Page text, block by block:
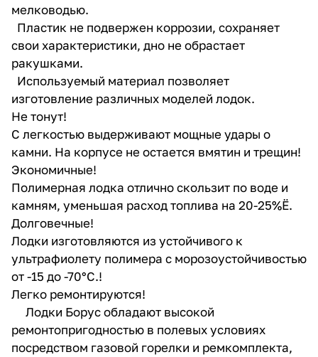
мелководью.
Пластик не подвержен коррозии, сохраняет
свои характеристики, дно не обрастает
ракушками.
Используемый материал позволяет
изготовление различных моделей лодок.
Не тонут!
С легкостью выдерживают мощные удары о
камни. На корпусе не остается вмятин и трещин!
Экономичные!
Полимерная лодка отлично скользит по воде и
камням, уменьшая расход топлива на 20-25%Ё.
Долговечные!
Лодки изготовляются из устойчивого к
ультрафиолету полимера с морозоустойчивостью
от -15 до -70°С.!
Легко ремонтируются!
Лодки Борус обладают высокой
ремонтопригодностью в полевых условиях
посредством газовой горелки и ремкомплекта,